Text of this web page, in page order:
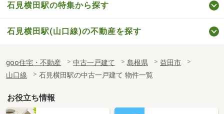
石見横田駅の特集から探す
石見横田駅(山口線)の不動産を探す
goo住宅・不動産 中古一戸建て 島根県
益田市
山口線
石見横田駅の中古一戸建て 物件一覧
お役立ち情報